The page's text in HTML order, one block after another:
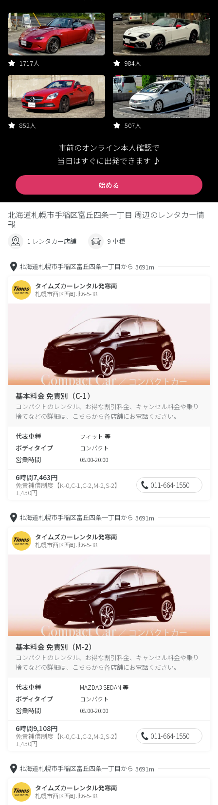
1717人 984人
852人 507人
事前のオンライン本人確認で
当日はすぐに出発できます ♪
始める
北海道札幌市手稲区富丘四条一丁目 周辺のレンタカー情
報
1 レンタカー店舗 9 車種
北海道札幌市手稲区富丘四条一丁目から 3691m
タイムズカーレンタル発寒南
札幌市西区西町北6-5-18
基本料金 免責別（C-1）
コンパクトのレンタル、お得な割引料金、キャンセル料金や乗り
捨てなどの詳細は、こちらから各店舗にお電話ください。
代表車種 フィット 等
ボディタイプ コンパクト
営業時間 08:00-20:00
6時間7,463円
免責補償制度【K-0,C-1,C-2,M-2,S-2】
1,430円
011-664-1550
北海道札幌市手稲区富丘四条一丁目から 3691m
タイムズカーレンタル発寒南
札幌市西区西町北6-5-18
基本料金 免責別（M-2）
コンパクトのレンタル、お得な割引料金、キャンセル料金や乗り
捨てなどの詳細は、こちらから各店舗にお電話ください。
代表車種 MAZDA3 SEDAN 等
ボディタイプ コンパクト
営業時間 08:00-20:00
6時間9,108円
免責補償制度【K-0,C-1,C-2,M-2,S-2】
1,430円
011-664-1550
北海道札幌市手稲区富丘四条一丁目から 3691m
タイムズカーレンタル発寒南
札幌市西区西町北6-5-18